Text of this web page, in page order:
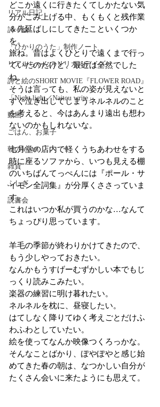
リアル日記
詩＋絵
「ひかりのうた」制作ノート
リアルちゃんのリリカルデイズ
詩と絵のSHORT MOVIE『FLOWER ROAD』
「Night light／Naitou write」
動画
ごはん、お菓子
朝のlesson
雑貨
ふしぎ
読書会
どこか遠くに行きたくてしかたない気
分がこみ上げる中、もくもくと残作業
＆先延ばしにしてきたこといくつか
を。
旅ね。昔はよくひとりで遠くまで行っ
ていたのだけど、最近は全然でした
ね。
そうは言っても、私の姿が見えないと
すぐ泣き出してしまうネルネルのこと
を考えると、今はあんまり遠出も想わ
ないのかもしれないな。
七月堂の店内で軽くうちあわせをする
時に座るソファから、いつも見える棚
のいちばんてっぺんには『ポール・サ
イモン全詞集』が分厚くささっていま
す。
これはいつか私が買うのかな…なんて
ちょっぴり思っています。
羊毛の季節が終わりかけてきたので、
もう少しやっておきたい。
なんかもうすげーむずかしい本でもじ
っくり読みこみたい。
楽器の練習に明け暮れたい。
ネルネルを枕に、昼寝したい。
はてしなく降りてゆく考えごとだけふ
わふわとしていたい。
絵を使ってなんか映像つくろっかな。
そんなことばかり、ぽやぽやと感じ始
めてきた春の朝は、なつかしい自分が
たくさん会いに来たようにも思えて。